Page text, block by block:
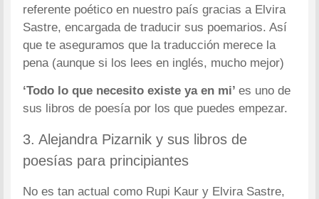
referente poético en nuestro país gracias a Elvira
Sastre, encargada de traducir sus poemarios. Así
que te aseguramos que la traducción merece la
pena (aunque si los lees en inglés, mucho mejor)
‘Todo lo que necesito existe ya en mi’es uno de
sus libros de poesía por los que puedes empezar.
3. Alejandra Pizarnik y sus libros de
poesías para principiantes
No es tan actual como Rupi Kaur y Elvira Sastre,